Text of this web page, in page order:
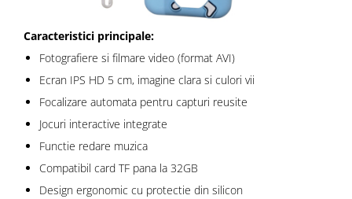
Caracteristici principale:
Fotografiere si filmare video (format AVI)
Ecran IPS HD 5 cm, imagine clara si culori vii
Focalizare automata pentru capturi reusite
Jocuri interactive integrate
Functie redare muzica
Compatibil card TF pana la 32GB
Design ergonomic cu protectie din silicon